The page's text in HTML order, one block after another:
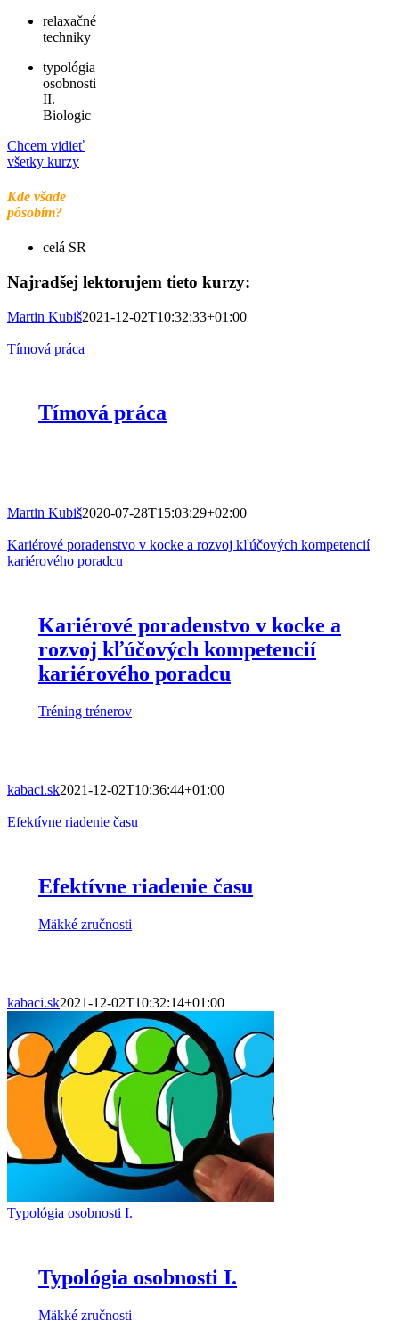
relaxačné
techniky
typológia
osobnosti
II.
Biologic
Chcem vidieť
všetky kurzy
Kde všade
pôsobím?
celá SR
Najradšej lektorujem tieto kurzy:
Martin Kubiš2021-12-02T10:32:33+01:00
Tímová práca
Tímová práca
Martin Kubiš2020-07-28T15:03:29+02:00
Kariérové poradenstvo v kocke a rozvoj kľúčových kompetencií
kariérového poradcu
Kariérové poradenstvo v kocke a
rozvoj kľúčových kompetencií
kariérového poradcu
Tréning trénerov
kabaci.sk2021-12-02T10:36:44+01:00
Efektívne riadenie času
Efektívne riadenie času
Mäkké zručnosti
kabaci.sk2021-12-02T10:32:14+01:00
Typológia osobnosti I.
Typológia osobnosti I.
Mäkké zručnosti